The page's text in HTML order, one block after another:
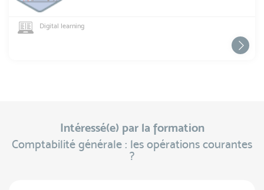
Digital learning
Intéressé(e) par la formation
Comptabilité générale : les opérations courantes
?